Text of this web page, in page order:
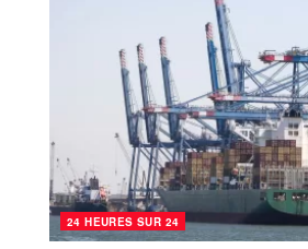
24 HEURES SUR 24